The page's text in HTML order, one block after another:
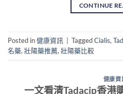
CONTINUE
Posted in健康資訊 TaggedCialis,
名藥, 壯陽藥推薦, 壯陽藥比較
健康資
一文看清Tadacip香港